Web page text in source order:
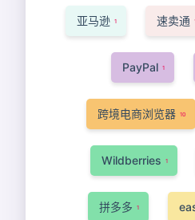
亚马逊 1 速卖通
PayPal 1
跨境电商浏览器 10
Wildberries 1
拼多多 1